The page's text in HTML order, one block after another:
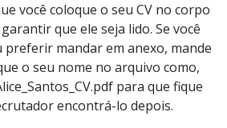
você coloque o seu CV no corpo
que ele seja lido. Se você
mandar em anexo, mande
o seu nome no arquivo como,
para que fique
encontrá-lo depois.